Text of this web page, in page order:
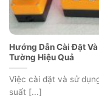
Hướng Dẫn Cài Đặt
Tường Hiệu Quả
Việc cài đặt và sử
suất [...]